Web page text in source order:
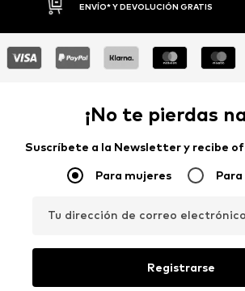
DEVOLUCIONES HASTA 30 DÍAS
¡No te pierdas
Suscríbete a la Newsletter y recibe
Para mujeres
Tu dirección de correo electrónico
Registrarse